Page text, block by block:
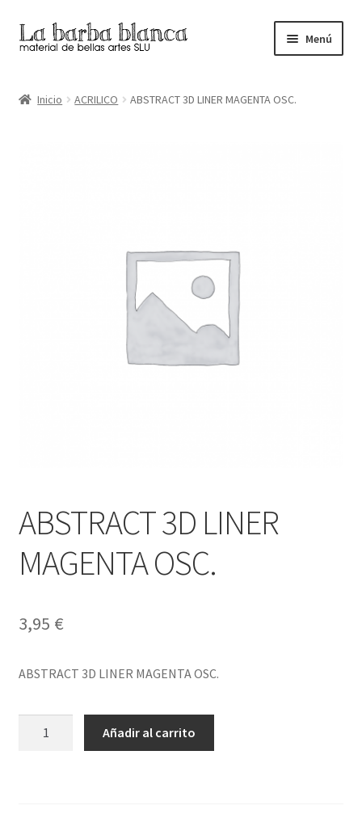
Ir
a
navegación
Ir
al
Menú
Inicio ACRILICO ABSTRACT 3D LINER MAGENTA OSC.
ABSTRACT 3D LINER
MAGENTA OSC.
3,95 €
ABSTRACT 3D LINER MAGENTA OSC.
Añadir al carrito